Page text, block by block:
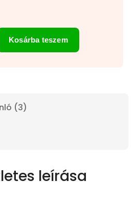
Kosárba teszem
(3)
leírása